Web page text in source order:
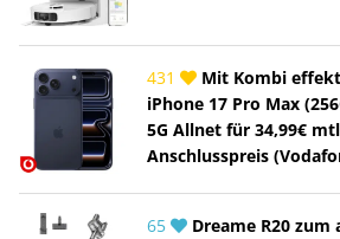
431
Mit Kombi
iPhone 17 Pro Max
5G Allnet für 34,99€
Anschlusspreis
65
Dreame R20